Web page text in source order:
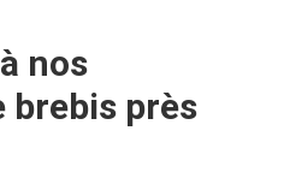
nos
brebis près